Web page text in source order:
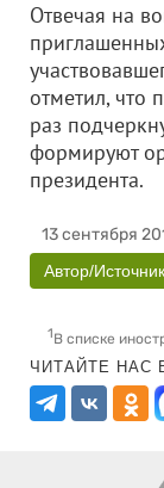
Отвечая на
отметил, что
раз
формируют
13 сентября
Автор/Источник
1В списке
ЧИТАЙТЕ НАС